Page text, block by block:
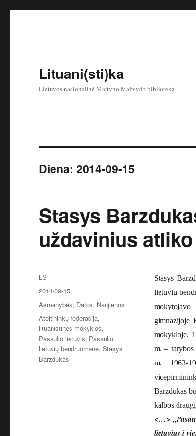
Lituani(sti)ka
Lietuvos nacionalinė Martyno Mažvydo biblioteka
Diena:2014-09-15
Stasys
uždavinius atliko
Stasys
lietuvių
gimnazijoje
mokykloje.
m. – tarybos
m. 1963-
Barzdukas
kalbos
<…>
lietuvius į
Autorius
LS
Paskelbta
2014-09-15
Kategorijos
Asmenybės, Datos, Naujienos
Žymos
Ateitininkų federacija,
lituanistinės mokyklos,
Pasaulio lietuvis, Pasaulio
lietuvių bendruomenė,Stasys
Barzdukas